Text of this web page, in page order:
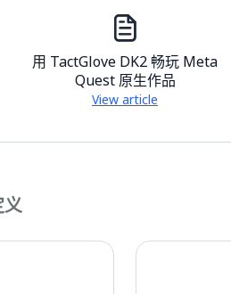
用 TactGlove DK2 畅玩 Meta
Quest 原生作品
View article